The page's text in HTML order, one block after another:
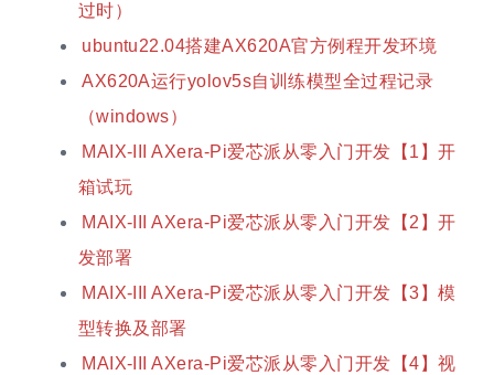
过时）
ubuntu22.04搭建AX620A官方例程开发环境
AX620A运行yolov5s自训练模型全过程记录
（windows）
MAIX-III AXera-Pi爱芯派从零入门开发【1】开
箱试玩
MAIX-III AXera-Pi爱芯派从零入门开发【2】开
发部署
MAIX-III AXera-Pi爱芯派从零入门开发【3】模
型转换及部署
MAIX-III AXera-Pi爱芯派从零入门开发【4】视